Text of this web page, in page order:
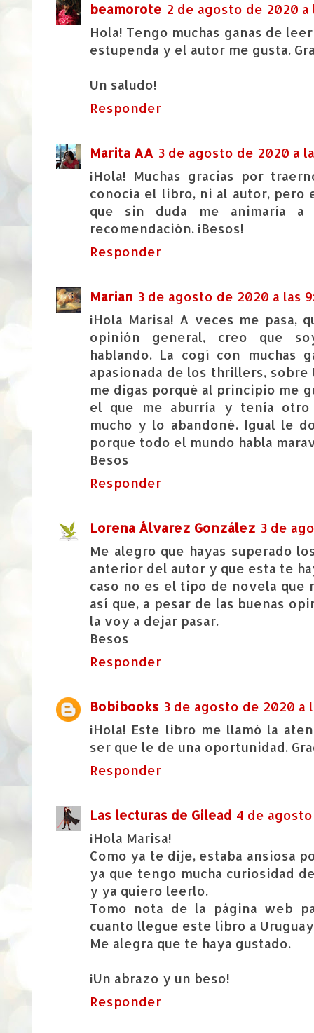
beamorote 2 de agosto de 2020 a
Hola! Tengo muchas ganas de
estupenda y el autor me gusta.
Un saludo!
Responder
Marita AA 3 de agosto de 2020 a
¡Hola! Muchas gracias por
conocía el libro, ni al autor, pero
que sin duda me animaría a
recomendación. ¡Besos!
Responder
Marian 3 de agosto de 2020 a las
¡Hola Marisa! A veces me
opinión general, creo que
hablando. La cogí con muchas
apasionada de los thrillers,
me digas porqué al principio me
el que me aburría y tenía otro
mucho y lo abandoné. Igual le
porque todo el mundo habla
Besos
Responder
Lorena Álvarez González 3 de
Me alegro que hayas superado
anterior del autor y que esta te
caso no es el tipo de novela que
así que, a pesar de las buenas
la voy a dejar pasar.
Besos
Responder
Bobibooks 3 de agosto de 2020 a
¡Hola! Este libro me llamó la
ser que le de una oportunidad.
Responder
Las lecturas de Gilead 4 de
¡Hola Marisa!
Como ya te dije, estaba ansiosa
ya que tengo mucha curiosidad
y ya quiero leerlo.
Tomo nota de la página web
cuanto llegue este libro a
Me alegra que te haya gustado.
¡Un abrazo y un beso!
Responder